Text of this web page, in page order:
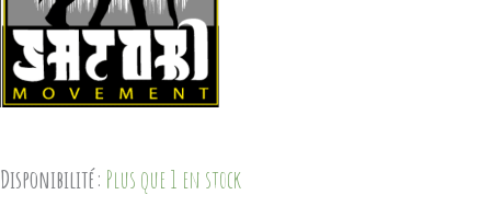
Disponibilité: Plus que 1 en stock